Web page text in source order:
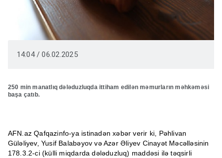
14:04 / 06.02.2025
250 min manatlıq dələduzluqda ittiham edilən məmurların məhkəməsi
başa çatıb.
AFN.az Qafqazinfo-ya istinadən xəbər verir ki, Pəhlivan
Güləliyev, Yusif Balabəyov və Azər Əliyev Cinayət Məcəlləsinin
178.3.2-ci (külli miqdarda dələduzluq) maddəsi ilə təqsirli